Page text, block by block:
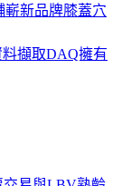
嶄新品牌膝蓋穴
擷取DAQ擁有